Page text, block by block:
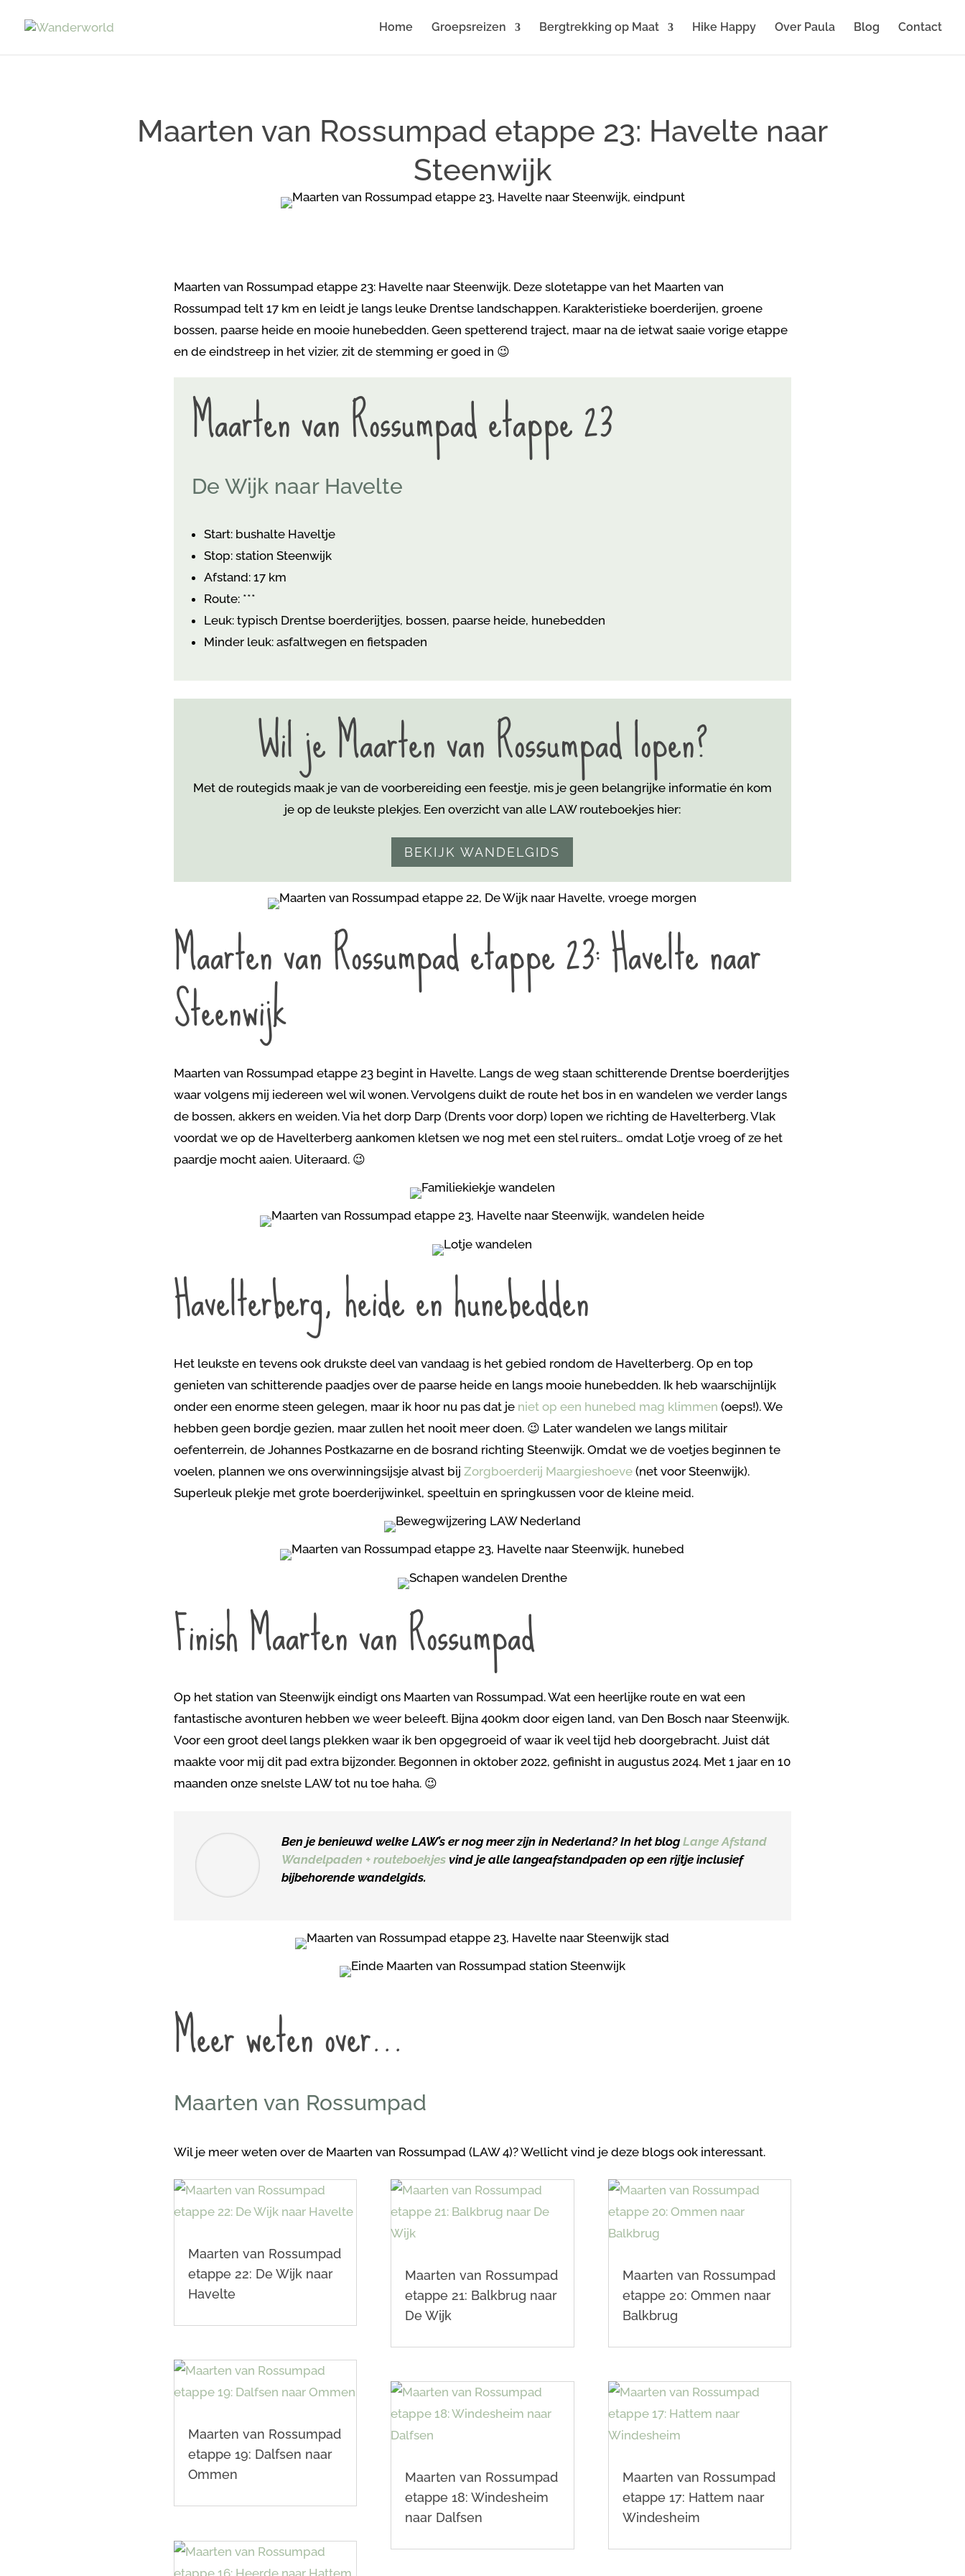
Home Groepsreizen Bergtrekking op Maat Hike Happy Over Paula Blog Contact
Maarten van Rossumpad etappe 23: Havelte naar
Steenwijk
Maarten van Rossumpad etappe 23: Havelte naar Steenwijk. Deze slotetappe van het Maarten van
Rossumpad telt 17 km en leidt je langs leuke Drentse landschappen. Karakteristieke boerderijen, groene
bossen, paarse heide en mooie hunebedden. Geen spetterend traject, maar na de ietwat saaie vorige etappe
en de eindstreep in het vizier, zit de stemming er goed in 😉
Maarten van Rossumpad etappe 23
De Wijk naar Havelte
Start: bushalte Haveltje
Stop: station Steenwijk
Afstand: 17 km
Route: ***
Leuk: typisch Drentse boerderijtjes, bossen, paarse heide, hunebedden
Minder leuk: asfaltwegen en fietspaden
Wil je Maarten van Rossumpad lopen?
Met de routegids maak je van de voorbereiding een feestje, mis je geen belangrijke informatie én kom
je op de leukste plekjes. Een overzicht van alle LAW routeboekjes hier:
BEKIJK WANDELGIDS
Maarten van Rossumpad etappe 23: Havelte naar
Steenwijk
Maarten van Rossumpad etappe 23 begint in Havelte. Langs de weg staan schitterende Drentse boerderijtjes
waar volgens mij iedereen wel wil wonen. Vervolgens duikt de route het bos in en wandelen we verder langs
de bossen, akkers en weiden. Via het dorp Darp (Drents voor dorp) lopen we richting de Havelterberg. Vlak
voordat we op de Havelterberg aankomen kletsen we nog met een stel ruiters… omdat Lotje vroeg of ze het
paardje mocht aaien. Uiteraard. 😉
Havelterberg, heide en hunebedden
Het leukste en tevens ook drukste deel van vandaag is het gebied rondom de Havelterberg. Op en top
genieten van schitterende paadjes over de paarse heide en langs mooie hunebedden. Ik heb waarschijnlijk
onder een enorme steen gelegen, maar ik hoor nu pas dat je niet op een hunebed mag klimmen (oeps!). We
hebben geen bordje gezien, maar zullen het nooit meer doen. 😉 Later wandelen we langs militair
oefenterrein, de Johannes Postkazarne en de bosrand richting Steenwijk. Omdat we de voetjes beginnen te
voelen, plannen we ons overwinningsijsje alvast bij Zorgboerderij Maargieshoeve(net voor Steenwijk).
Superleuk plekje met grote boerderijwinkel, speeltuin en springkussen voor de kleine meid.
Finish Maarten van Rossumpad
Op het station van Steenwijk eindigt ons Maarten van Rossumpad. Wat een heerlijke route en wat een
fantastische avonturen hebben we weer beleeft. Bijna 400km door eigen land, van Den Bosch naar Steenwijk.
Voor een groot deel langs plekken waar ik ben opgegroeid of waar ik veel tijd heb doorgebracht. Juist dát
maakte voor mij dit pad extra bijzonder. Begonnen in oktober 2022, gefinisht in augustus 2024. Met 1 jaar en 10
maanden onze snelste LAW tot nu toe haha. 😉
Ben je benieuwd welke LAW’s er nog meer zijn in Nederland? In het blog Lange Afstand
Wandelpaden + routeboekjesvind je alle langeafstandpaden op een rijtje inclusief
bijbehorende wandelgids.
Meer weten over…
Maarten van Rossumpad
Wil je meer weten over de Maarten van Rossumpad (LAW 4)? Wellicht vind je deze blogs ook interessant.
Maarten van Rossumpad
etappe 22: De Wijk naar
Havelte
Maarten van Rossumpad
etappe 19: Dalfsen naar
Ommen
Maarten van Rossumpad
etappe 21: Balkbrug naar
De Wijk
Maarten van Rossumpad
etappe 18: Windesheim
naar Dalfsen
Maarten van Rossumpad
etappe 20: Ommen naar
Balkbrug
Maarten van Rossumpad
etappe 17: Hattem naar
Windesheim